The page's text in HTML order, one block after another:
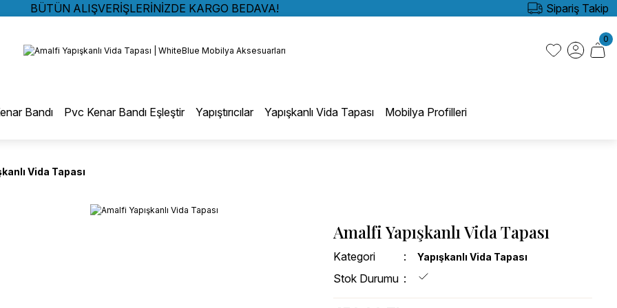
BÜTÜN ALIŞVERİŞLERİNİZDE KARGO BEDAVA!
BÜTÜN ALIŞVERİŞLERİNİZDE KARGO BEDAVA!
Sipariş Takip
0
Bandı Pvc Kenar Bandı Eşleştir Yapıştırıcılar Yapışkanlı Vida Tapası Mobilya Profilleri
Vida Tapası
Amalfi Yapışkanlı Vida Tapası
Kategori Yapışkanlı Vida Tapası
Stok Durumu
Eğri Kenar Hotmelt Tutkalı